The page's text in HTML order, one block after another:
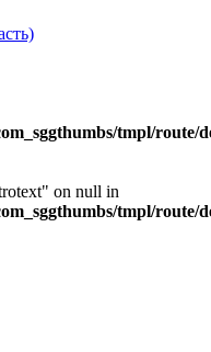
tmpl/route/
on null in
tmpl/route/